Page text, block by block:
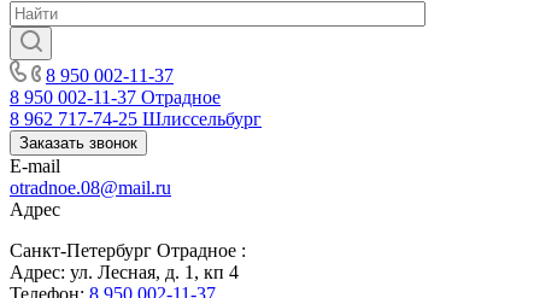
8 950 002-11-37
8 950 002-11-37 Отрадное
8 962 717-74-25 Шлиссельбург
Заказать звонок
E-mail
otradnoe.08@mail.ru
Адрес
Санкт-Петербург Отрадное :
Адрес: ул. Лесная, д. 1, кп 4
Телефон: 8 950 002-11-37